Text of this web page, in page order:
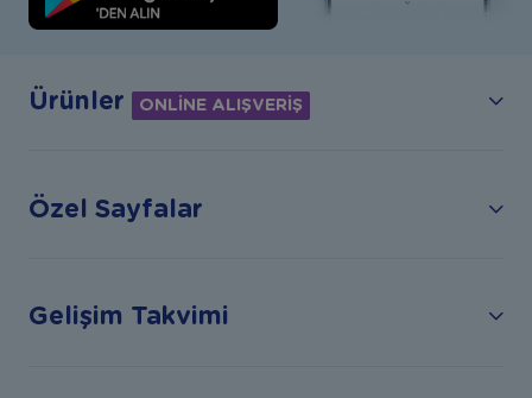
Ürünler ONLİNE ALIŞVERİŞ
Özel Sayfalar
Gelişim Takvimi